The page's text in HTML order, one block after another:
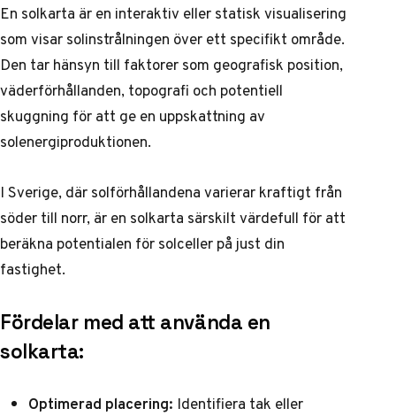
En solkarta är en interaktiv eller statisk visualisering
som visar solinstrålningen över ett specifikt område.
Den tar hänsyn till faktorer som geografisk position,
väderförhållanden, topografi och potentiell
skuggning för att ge en uppskattning av
solenergiproduktionen.
I Sverige, där solförhållandena varierar kraftigt från
söder till norr, är en solkarta särskilt värdefull för att
beräkna potentialen för solceller på just din
fastighet.
Fördelar med att använda en
solkarta:
Optimerad placering: Identifiera tak eller